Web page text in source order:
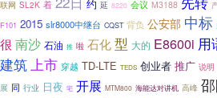
联网 SL2K 着 约 延 8220 会议 M3188
F101 2015 slr8000中继台 CQST 背负 公安部 中标
很 南沙 石油 推 啦 石化型 大的 E8600i 用
建筑上市 穿越 TD-LTE TEDS 创业者 推广 说明
展 同 行业 日夜 宅 开展 MTM800 海能达对讲机 高峰